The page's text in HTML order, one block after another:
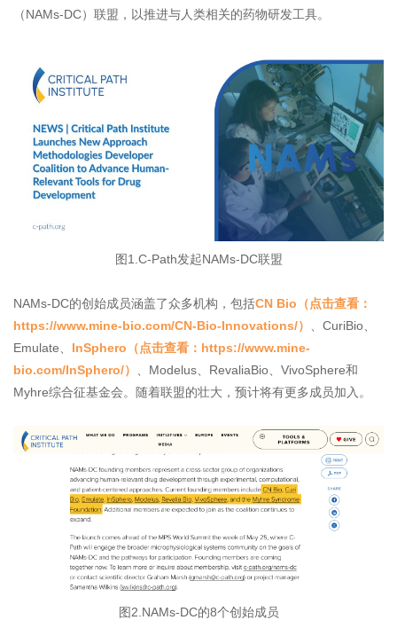
（NAMs-DC）联盟，以推进与人类相关的药物研发工具。
图1.C-Path发起NAMs-DC联盟
NAMs-DC的创始成员涵盖了众多机构，包括CN Bio（点击查看 ：
https://www.mine-bio.com/CN-Bio-Innovations/） 、CuriBio、
Emulate、 InSphero（点击查看 ：https://www.mine-
bio.com/InSphero/） 、Modelus、RevaliaBio、VivoSphere和
Myhre综合征基金会。随着联盟的壮大，预计将有更多成员加入。
图2.NAMs-DC的8个创始成员